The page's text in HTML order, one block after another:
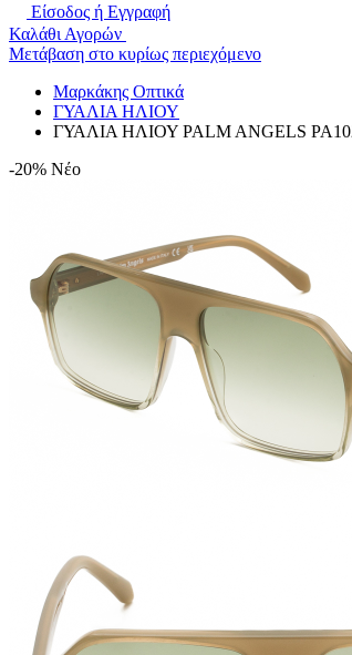
Είσοδος ή Εγγραφή
Καλάθι Αγορών
Μετάβαση στο κυρίως περιεχόμενο
Μαρκάκης Οπτικά
ΓΥΑΛΙΑ ΗΛΙΟΥ
ΓΥΑΛΙΑ ΗΛΙΟΥ PALM ANGELS
-20% Νέο